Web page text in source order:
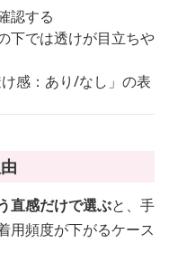
認する
下では透けが目立ちや
感：あり/なし」の表
直感だけで選ぶと、手
用頻度が下がるケース